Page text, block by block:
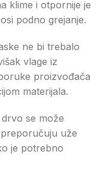
klime i otpornije je
podno grejanje.
ne bi trebalo
vlage iz
proizvođača
materijala.
se može
uže
je potrebno